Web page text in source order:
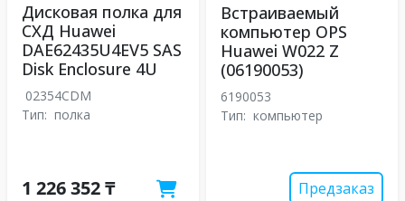
Дисковая полка для
СХД Huawei
DAE62435U4EV5 SAS
Disk Enclosure 4U
02354CDM
Тип: полка
1 226 352 ₸
Встраиваемый
компьютер OPS
Huawei W022 Z
(06190053)
6190053
Тип: компьютер
Предзаказ